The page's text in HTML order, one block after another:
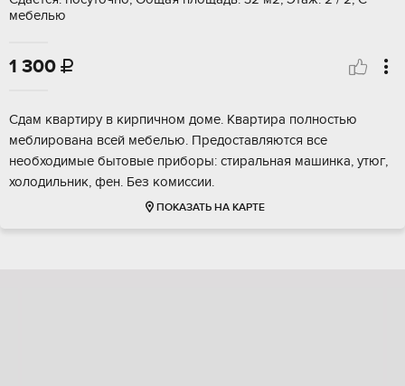
мебелью
1 300 
Сдам квартиру в кирпичном доме. Квартира полностью
меблирована всей мебелью. Предоставляются все
необходимые бытовые приборы: стиральная машинка, утюг,
холодильник, фен. Без комиссии.
ПОКАЗАТЬ НА КАРТЕ